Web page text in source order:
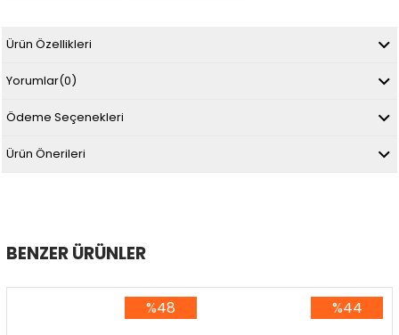
Ürün Özellikleri
Yorumlar(0)
Ödeme Seçenekleri
Ürün Önerileri
BENZER ÜRÜNLER
%48
%44